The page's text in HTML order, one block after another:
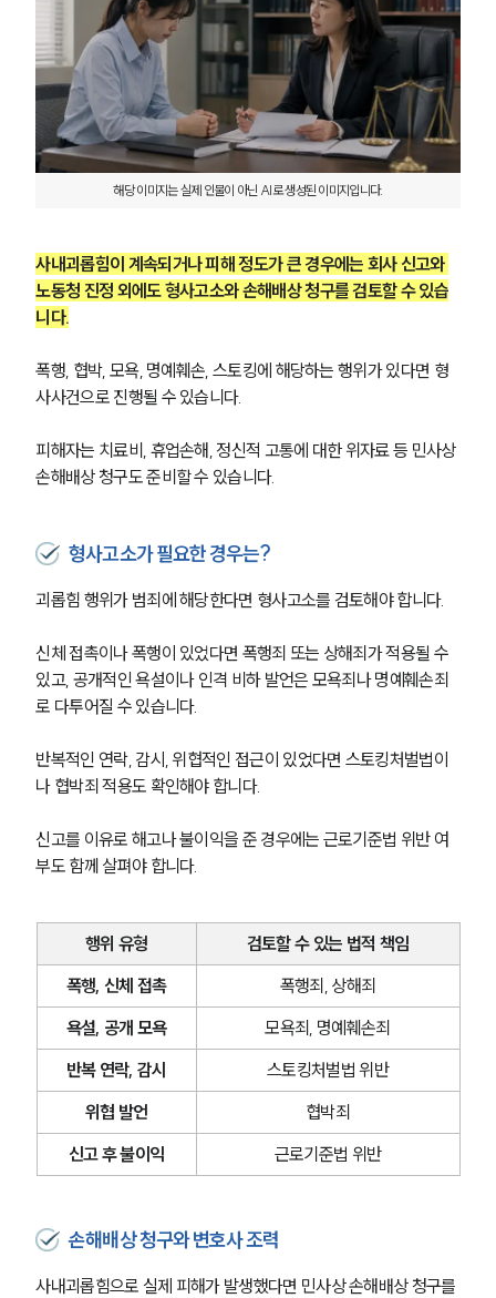
해당 이미지는 실제 인물이 아닌 AI로 생성된 이미지입니다.
사내괴롭힘이 계속되거나 피해 정도가 큰 경우에는 회사 신고와
노동청 진정 외에도 형사고소와 손해배상 청구를 검토할 수 있습
니다.
폭행, 협박, 모욕, 명예훼손, 스토킹에 해당하는 행위가 있다면 형
사사건으로 진행될 수 있습니다.
피해자는 치료비, 휴업손해, 정신적 고통에 대한 위자료 등 민사상
손해배상 청구도 준비할 수 있습니다.
형사고소가 필요한 경우는?
괴롭힘 행위가 범죄에 해당한다면 형사고소를 검토해야 합니다.
신체 접촉이나 폭행이 있었다면 폭행죄 또는 상해죄가 적용될 수
있고, 공개적인 욕설이나 인격 비하 발언은 모욕죄나 명예훼손죄
로 다투어질 수 있습니다.
반복적인 연락, 감시, 위협적인 접근이 있었다면 스토킹처벌법이
나 협박죄 적용도 확인해야 합니다.
신고를 이유로 해고나 불이익을 준 경우에는 근로기준법 위반 여
부도 함께 살펴야 합니다.
행위 유형
검토할 수 있는 법적 책임
폭행, 신체 접촉
폭행죄, 상해죄
욕설, 공개 모욕
모욕죄, 명예훼손죄
반복 연락, 감시
스토킹처벌법 위반
위협 발언
협박죄
신고 후 불이익
근로기준법 위반
손해배상 청구와 변호사 조력
사내괴롭힘으로 실제 피해가 발생했다면 민사상 손해배상 청구를